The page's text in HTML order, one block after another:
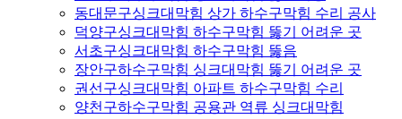
동대문구싱크대막힘 상가 하수구막힘 수리 공사
덕양구싱크대막힘 하수구막힘 뚫기 어려운 곳
서초구싱크대막힘 하수구막힘 뚫음
장안구하수구막힘 싱크대막힘 뚫기 어려운 곳
권선구싱크대막힘 아파트 하수구막힘 수리
양천구하수구막힘 공용관 역류 싱크대막힘